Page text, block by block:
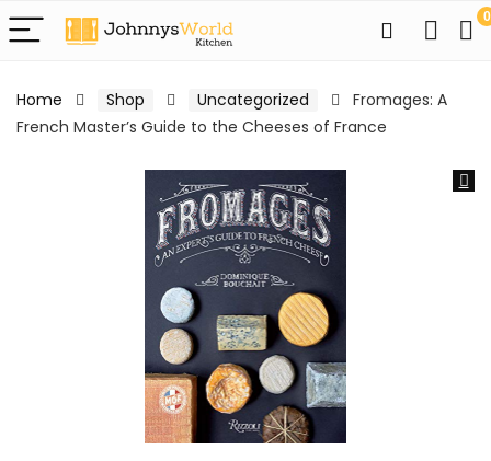
0
Home Shop Uncategorized
Fromages: A
French Master’s Guide to the Cheeses of France